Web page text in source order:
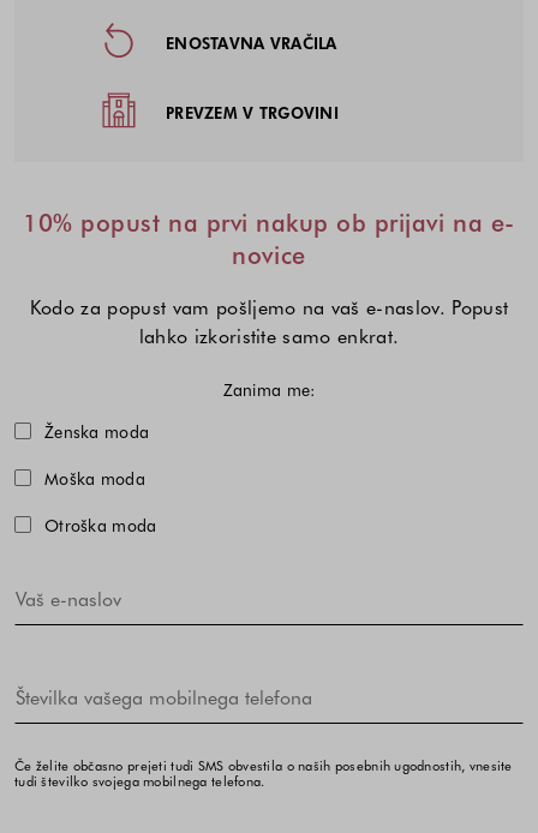
ENOSTAVNA VRAČILA
PREVZEM V TRGOVINI
10% popust na prvi nakup ob prijavi na e-
novice
Kodo za popust vam pošljemo na vaš e-naslov. Popust
lahko izkoristite samo enkrat.
Zanima me:
Ženska moda
Moška moda
Otroška moda
Če želite občasno prejeti tudi SMS obvestila o naših posebnih ugodnostih, vnesite
tudi številko svojega mobilnega telefona.